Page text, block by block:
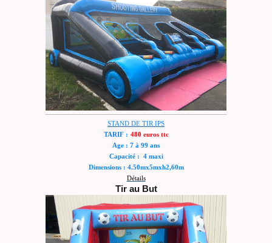
STAND DE TIR IPS
TARIF : 480 euros ttc
Age : 7 à 99 ans
Capacité : 4 maxi
Dimensions : 4.50mx5mxh2,60m
Détails
Tir au But